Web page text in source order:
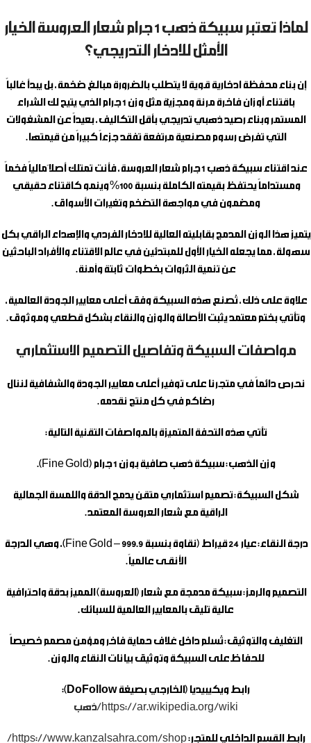
لماذا تعتبر سبيكة ذهب 1 جرام شعار العروسة الخيار
الأمثل للادخار التدريجي؟
إن بناء محفظة ادخارية قوية لا يتطلب بالضرورة مبالغ ضخمة، بل يبدأ غالباً
باقتناء أوزان فاخرة مرنة ومجزيّة مثل وزن 1 جرام الذي يتيح لك الشراء
المستمر وبناء رصيد ذهبي تدريجي بأقل التكاليف، بعيداً عن المشغولات
التي تفرض رسوم مصنعية مرتفعة تفقد جزءاً كبيراً من قيمتها.
عند اقتناء سبيكة ذهب 1 جرام شعار العروسة
، فأنت تمتلك أصلاً مالياً فخماً
ومستداماً يحتفظ بقيمته الكاملة بنسبة 100% وينمو كاقتناء حقيقي
ومضمون في مواجهة التضخم وتغيرات الأسواق.
يتميز هذا الوزن المدمج بقابليته العالية للادخار الفردي والإهداء الراقي بكل
سهولة، مما يجعله الخيار الأول للمبتدئين في عالم الاقتناء والأفراد الباحثين
عن تنمية الثروات بخطوات ثابتة وآمنة.
علاوة على ذلك، تُصنع هذه السبيكة وفق أعلى معايير الجودة العالمية،
وتأتي بختم معتمد يثبت الأصالة والوزن والنقاء بشكل قطعي وموثوق.
مواصفات السبيكة وتفاصيل التصميم الاستثماري
نحرص دائماً في متجرنا على توفير أعلى معايير الجودة والشفافية لننال
رضاكم في كل منتج نقدمه.
تأتي هذه التحفة المتميزة بالمواصفات التقنية التالية:
وزن الذهب:سبيكة ذهب صافية بوزن 1 جرام (Fine Gold).
شكل السبيكة:تصميم استثماري متقن يدمج الدقة واللمسة الجمالية
الراقية مع شعار العروسة المعتمد.
درجة النقاء:
عيار 24 قيراط (نقاوة بنسبة 999.9 – Fine Gold)، وهي الدرجة
الأنقـى عالمياً.
التصميم والرمز:سبيكة مدمجة مع شعار (العروسة) المميز بدقة واحترافية
عالية تليق بالمعايير العالمية للسبائك.
التغليف والتوثيق:تُسلم داخل غلاف حماية فاخر ومؤمن مصمم خصيصاً
للحفاظ على السبيكة وتوثيق بيانات النقاء والوزن.
رابط ويكيبيديا (الخارجي بصيغة DoFollow):
https://ar.wikipedia.org/wiki/ذهب
رابط القسم الداخلي للمتجر:https://www.kanzalsahra.com/shop/